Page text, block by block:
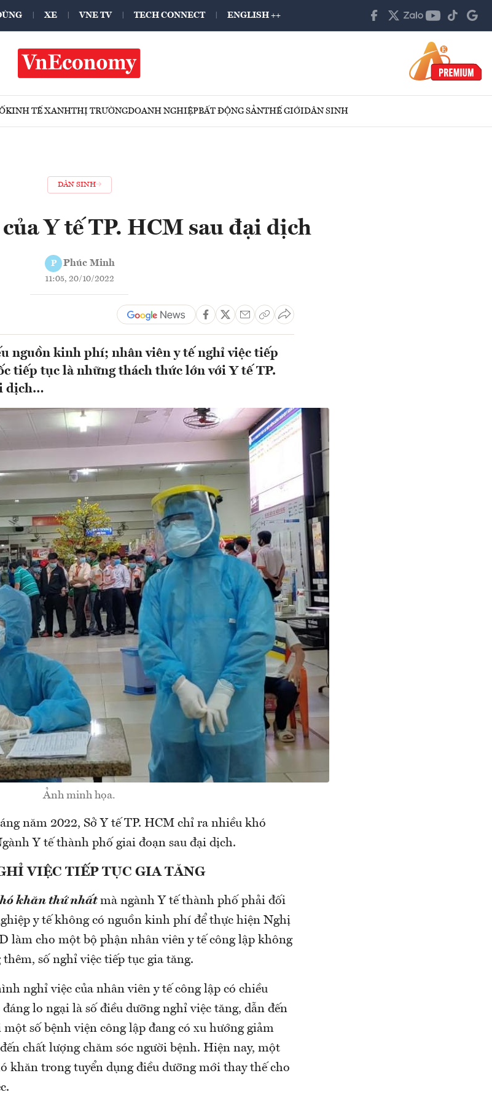
XE VNE TV TECH CONNECT ENGLISH ++
KINH TẾ XANHTHỊ TRƯỜNGDOANH NGHIỆPBẤT ĐỘNG SẢNTHẾ GIỚIDÂN SINH
DÂN SINH
Y tế TP. HCM sau đại dịch
P Phúc Minh
11:05, 20/10/2022
nguồn kinh phí; nhân viên y tế nghỉ việc tiếp
tiếp tục là những thách thức lớn với Y tế TP.
dịch…
Ảnh minh họa.
năm 2022, Sở Y tế TP. HCM chỉ ra nhiều khó
Y tế thành phố giai đoạn sau đại dịch.
VIỆC TIẾP TỤC GIA TĂNG
khăn thứ nhấtmà ngành Y tế thành phố phải đối
y tế không có nguồn kinh phí để thực hiện Nghị
làm cho một bộ phận nhân viên y tế công lập không
số nghỉ việc tiếp tục gia tăng.
nghỉ việc của nhân viên y tế công lập có chiều
lo ngại là số điều dưỡng nghỉ việc tăng, dẫn đến
số bệnh viện công lập đang có xu hướng giảm
chất lượng chăm sóc người bệnh. Hiện nay, một
khăn trong tuyển dụng điều dưỡng mới thay thế cho